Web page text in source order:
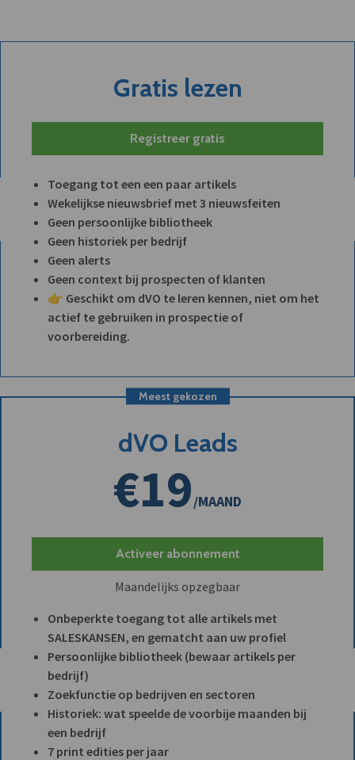
Gratis lezen
Registreer gratis
Toegang tot een een paar artikels
Wekelijkse nieuwsbrief met 3 nieuwsfeiten
Geen persoonlijke bibliotheek
Geen historiek per bedrijf
Geen alerts
Geen context bij prospecten of klanten
👉 Geschikt om dVO te leren kennen, niet om het
actief te gebruiken in prospectie of
voorbereiding.
Meest gekozen
dVO Leads
€19/MAAND
Activeer abonnement
Maandelijks opzegbaar
Onbeperkte toegang tot alle artikels met
SALESKANSEN, en gematcht aan uw profiel
Persoonlijke bibliotheek (bewaar artikels per
bedrijf)
Zoekfunctie op bedrijven en sectoren
Historiek: wat speelde de voorbije maanden bij
een bedrijf
7 print edities per jaar